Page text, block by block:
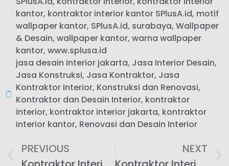
kantor, kontraktor interior kantor SPlusA.id, motif
wallpaper kantor, SPlusA.id, surabaya, Wallpaper
& Desain, wallpaper kantor, warna wallpaper
kantor, www.splusa.id
jasa desain interior jakarta, Jasa Interior Desain,
Jasa Konstruksi, Jasa Kontraktor, Jasa
Kontraktor Interior, Konstruksi dan Renovasi,
Kontraktor dan Desain Interior, kontraktor
interior, kontraktor interior jakarta, kontraktor
interior kantor, Renovasi dan Desain Interior
PREVIOUS
NEXT